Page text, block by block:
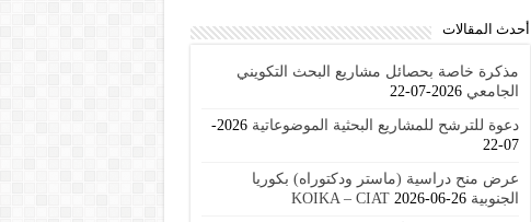
أحدث المقالات
مذكرة خاصة بحصائل مشاريع البحث التكويني
الجامعي 2026-07-22
دعوة للترشح للمشاريع البحثية الموضوعاتية
2026-
07-22
عرض منح دراسية (ماستر ودكتوراه) بكوريا
الجنوبية KOIKA – CIAT2026-06-26